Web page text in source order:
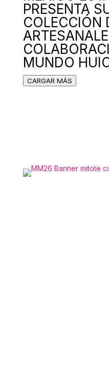
PRESENTA
COLECCIÓN
MUNDO
CARGAR MÁS